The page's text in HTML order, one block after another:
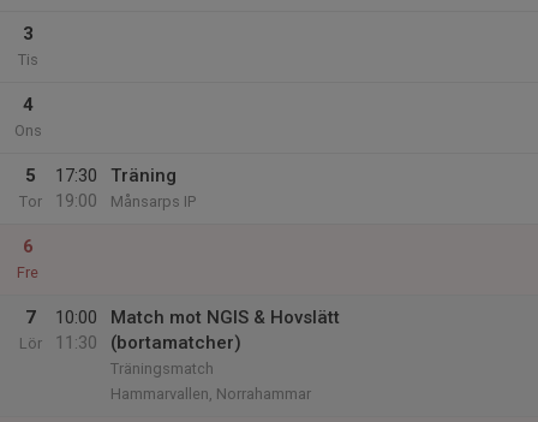
3
Tis
4
Ons
5
Tor
17:30
19:00
Träning
Månsarps IP
6
Fre
7
Lör
10:00
11:30
Match mot NGIS & Hovslätt
(bortamatcher)
Träningsmatch
Hammarvallen, Norrahammar